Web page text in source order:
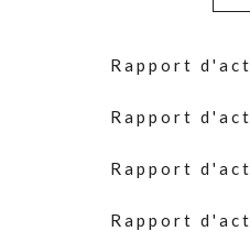
Rapport
Rapport
Rapport
Rapport